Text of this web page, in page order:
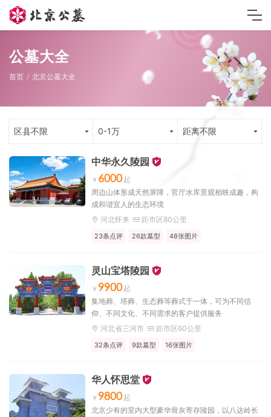
公墓大全
首页 北京公墓大全
区县不限 0-1万 距离不限
中华永久陵园
6000
周边山体形成天然屏障，官厅水库景观相映成趣，构
成和谐宜人的生态环境
河北怀来
距市区80公里
23条点评 26款墓型 48张图片
灵山宝塔陵园
9900
集地葬、塔葬、生态葬等葬式于一体，可为不同信
仰、不同文化、不同需求的客户提供服务
河北省三河市
距市区60公里
32条点评 9款墓型 16张图片
华人怀思堂
9800
北京少有的室内大型豪华骨灰寄存陵园，以八达岭长